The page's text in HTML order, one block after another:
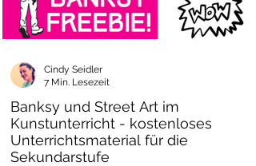
Banksy und Street Art im
Kunstunterricht - kostenloses
Unterrichtsmaterial für die
Sekundarstufe
Cindy Seidler
7 Min. Lesezeit